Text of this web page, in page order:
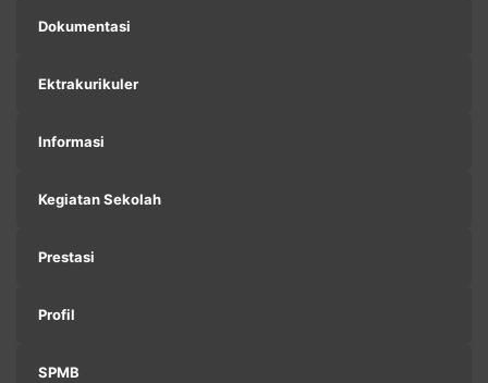
Dokumentasi
Ektrakurikuler
Informasi
Kegiatan Sekolah
Prestasi
Profil
SPMB